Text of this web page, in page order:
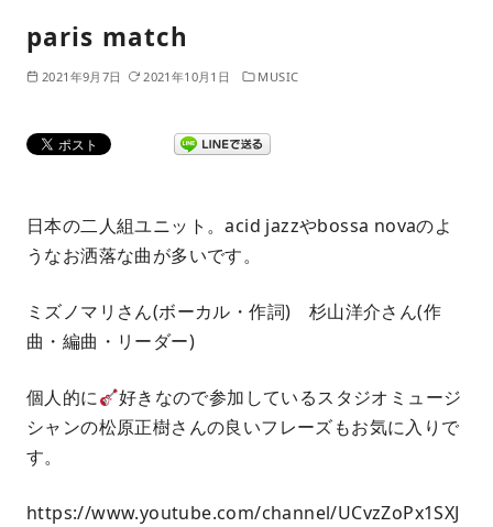
paris match
2021年9月7日 2021年10月1日 MUSIC
日本の二人組ユニット。acid jazzやbossa novaのよ
うなお洒落な曲が多いです。
ミズノマリさん(ボーカル・作詞) 杉山洋介さん(作
曲・編曲・リーダー)
個人的に
好きなので参加しているスタジオミュージ
シャンの松原正樹さんの良いフレーズもお気に入りで
す。
https://www.youtube.com/channel/UCvzZoPx1SXJ